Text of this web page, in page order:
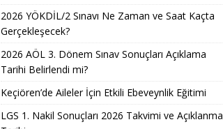
2026 YÖKDİL/2 Sınavı Ne Zaman ve Saat Kaçta
Gerçekleşecek?
2026 AÖL 3. Dönem Sınav Sonuçları Açıklama
Tarihi Belirlendi mi?
Keçiören’de Aileler İçin Etkili Ebeveynlik Eğitimi
LGS 1. Nakil Sonuçları 2026 Takvimi ve Açıklanma